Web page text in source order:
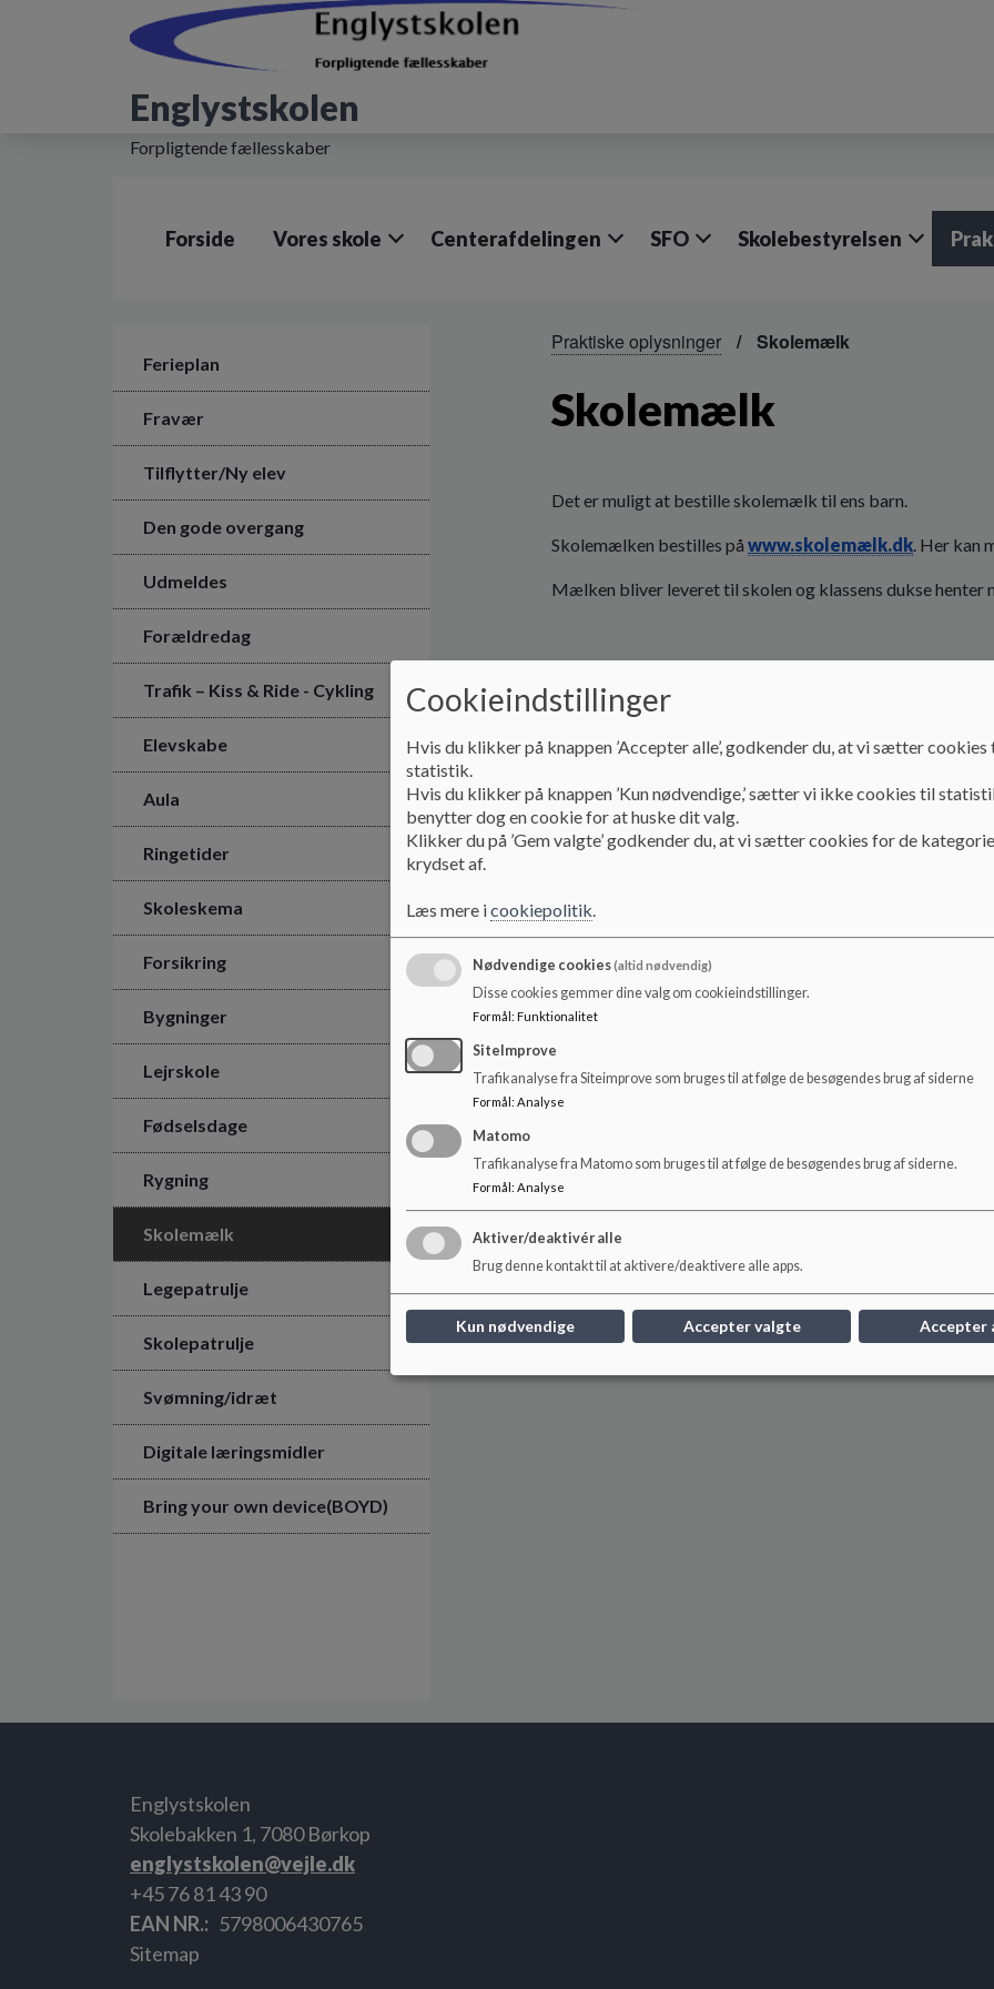
Englystskolen
Forpligtende fællesskaber
Forside Vores skole Centerafdelingen SFO Skolebestyrelsen
Ferieplan
Fravær
Tilflytter/Ny elev
Den gode overgang
Udmeldes
Forældredag
Trafik – Kiss & Ride - Cykling
Elevskabe
Aula
Ringetider
Skoleskema
Forsikring
Bygninger
Lejrskole
Fødselsdage
Rygning
Skolemælk
Legepatrulje
Skolepatrulje
Svømning/idræt
Digitale læringsmidler
Bring your own device(BOYD)
Praktiske oplysninger Skolemælk
Skolemælk
Det er muligt at bestille skolemælk til ens barn.
Skolemælken bestilles på www.skolemælk.dk . Her
Mælken bliver leveret til skolen og klassens dukse
Englystskolen
Skolebakken 1, 7080 Børkop
englystskolen@vejle.dk
+45 76 81 43 90
EAN NR.
5798006430765
Sitemap
Cookieindstillinger
Hvis du klikker på knappen ’Accepter alle’, godkender du, at vi sætter
statistik.
Hvis du klikker på knappen ’Kun nødvendige,’ sætter vi ikke cookies til
benytter dog en cookie for at huske dit valg.
Klikker du på ’Gem valgte’ godkender du, at vi sætter cookies for de
krydset af.
Læs mere icookiepolitik.
Nødvendige cookies(altid nødvendig)
Disse cookies gemmer dine valg om cookieindstillinger.
Formål : Funktionalitet
SiteImprove
Trafikanalyse fra Siteimprove som bruges til at følge de besøgendes brug af siderne
Formål : Analyse
Matomo
Trafikanalyse fra Matomo som bruges til at følge de besøgendes brug af siderne.
Formål: Analyse
Aktiver/deaktivér alle
Brug denne kontakt til at aktivere/deaktivere alle apps.
Kun nødvendige Accepter valgte Accepter